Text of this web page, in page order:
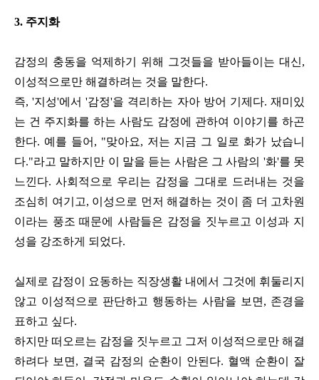
3. 주지화
감정의 충동을 억제하기 위해 그것들을 받아들이는 대신,
이성적으로만 해결하려는 것을 말한다.
즉, '지성'에서 '감정'을 격리하는 자아 방어 기제다. 재미있
는 건 주지화를 하는 사람도 감정에 관하여 이야기를 하곤
한다. 예를 들어, "맞아요, 저는 지금 그 일로 화가 났습니
다."라고 말하지만 이 말을 듣는 사람은 그 사람의 '화'를 못
느낀다. 사회적으로 우리는 감정을 그대로 드러내는 것을
조심히 여기고, 이성으로 먼저 해결하는 것이 좀 더 고차원
이라는 풍조 때문에 사람들은 감정을 짓누르고 이성과 지
성을 강조하게 되었다.
실제로 감정이 요동하는 직장생활 내에서 그것에 휘둘리지
않고 이성적으로 판단하고 행동하는 사람을 보면, 존경을
표하고 싶다.
하지만 떠오르는 감정을 짓누르고 그저 이성적으로만 해결
하려다 보면, 결국 감정의 순환이 안된다. 혈액 순환이 잘